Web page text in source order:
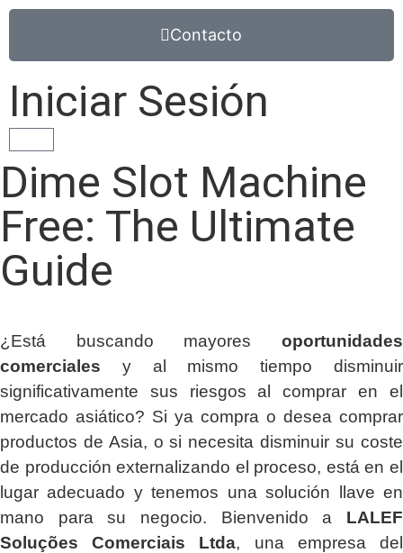
Contacto
Iniciar Sesión
Dime Slot Machine
Free: The Ultimate
Guide
¿Está buscando mayores oportunidades
comerciales y al mismo tiempo disminuir
significativamente sus riesgos al comprar en el
mercado asiático? Si ya compra o desea comprar
productos de Asia, o si necesita disminuir su coste
de producción externalizando el proceso, está en el
lugar adecuado y tenemos una solución llave en
mano para su negocio. Bienvenido a LALEF
Soluções Comerciais Ltda, una empresa del